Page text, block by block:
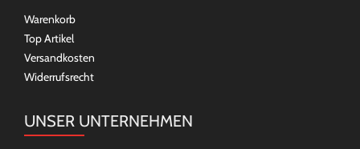
Warenkorb
Top Artikel
Versandkosten
Widerrufsrecht
UNSER UNTERNEHMEN